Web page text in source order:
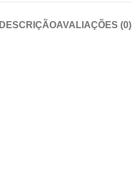
DESCRIÇÃOAVALIAÇÕES (0)